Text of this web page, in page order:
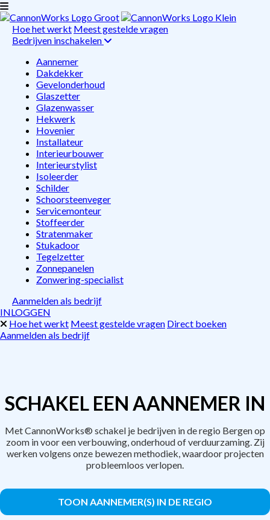
Hoe het werkt Meest gestelde vragen
Bedrijven inschakelen
Aannemer
Dakdekker
Gevelonderhoud
Glaszetter
Glazenwasser
Hekwerk
Hovenier
Installateur
Interieurbouwer
Interieurstylist
Isoleerder
Schilder
Schoorsteenveger
Servicemonteur
Stoffeerder
Stratenmaker
Stukadoor
Tegelzetter
Zonnepanelen
Zonwering-specialist
Aanmelden als bedrijf
INLOGGEN
Hoe het werkt Meest gestelde vragen Direct boeken
Aanmelden als bedrijf
SCHAKEL EEN AANNEMER IN
Met CannonWorks® schakel je bedrijven in de regio Bergen op
zoom in voor een verbouwing, onderhoud of verduurzaming. Zij
werken volgens onze bewezen methodiek, waardoor projecten
probleemloos verlopen.
TOON AANNEMER(S) IN DE REGIO